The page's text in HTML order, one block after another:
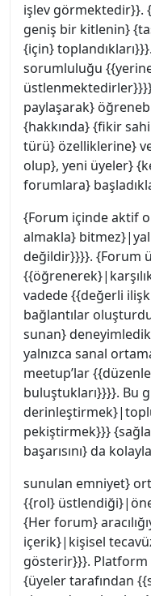
işlev görmektedir}}.
geniş bir kitlenin}
{için}
sorumluluğu
paylaşarak}
{hakkında} {fikir
türü} özelliklerine}
olup}, yeni üyeler}
forumlara}
{Forum içinde aktif
almakla}
değildir}}}}. {Forum
vadede {{değerli
bağlantılar
sunan}
yalnızca sanal
meetup’lar
buluştukları}}}}. Bu
pekiştirmek}}}
başarısını} da
sunulan emniyet}
{{rol}
{Her forum}
içerik}|kişisel
gösterir}}}. Platform
{üyeler tarafından